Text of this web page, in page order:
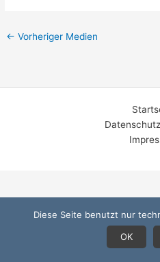
← Vorheriger Medien
Diese Seite benutzt nur
OK